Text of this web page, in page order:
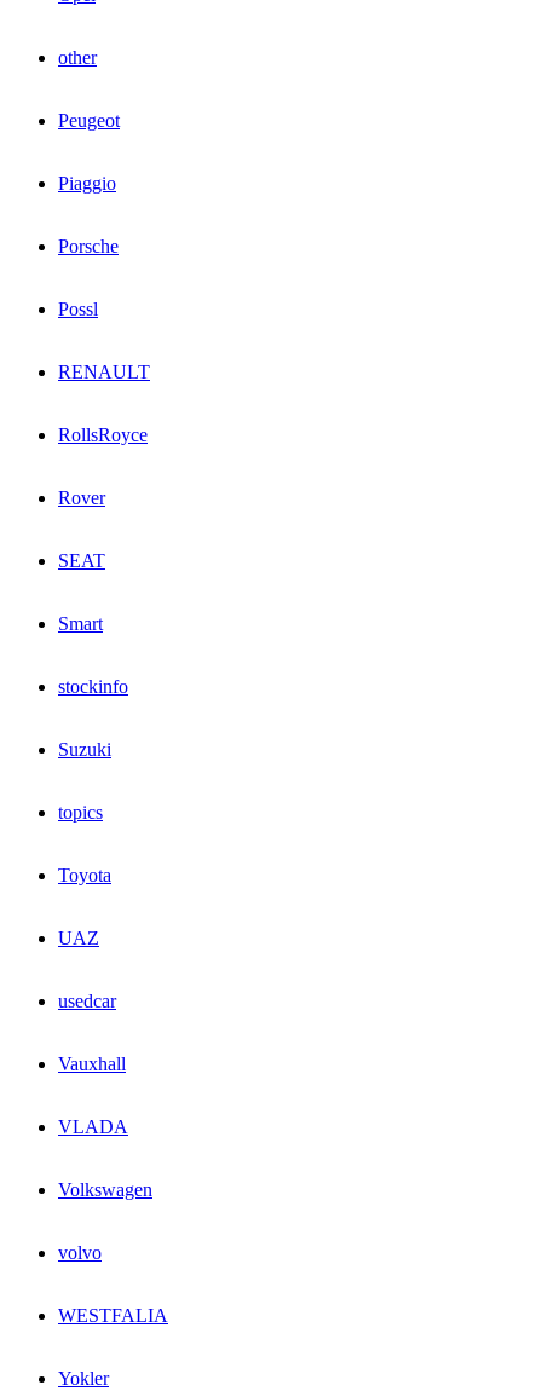
other
Peugeot
Piaggio
Porsche
Possl
RENAULT
RollsRoyce
Rover
SEAT
Smart
stockinfo
Suzuki
topics
Toyota
UAZ
usedcar
Vauxhall
VLADA
Volkswagen
volvo
WESTFALIA
Yokler